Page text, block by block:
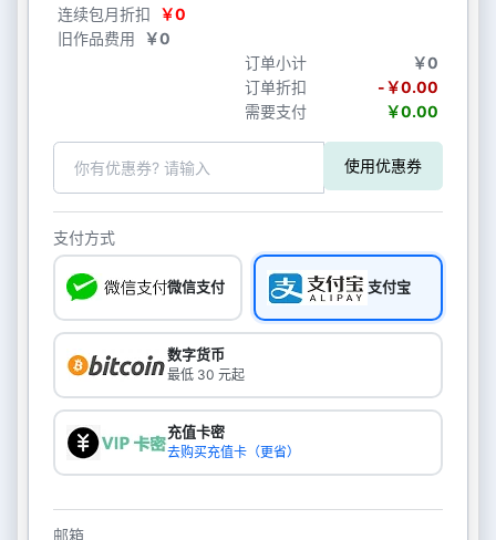
连续包月折扣
￥0
旧作品费用
￥0
订单小计
￥0
订单折扣
-￥0.00
需要支付
￥0.00
使用优惠券
支付方式
微信支付 支付宝
数字货币
最低 30 元起
充值卡密
去购买充值卡（更省）
邮箱